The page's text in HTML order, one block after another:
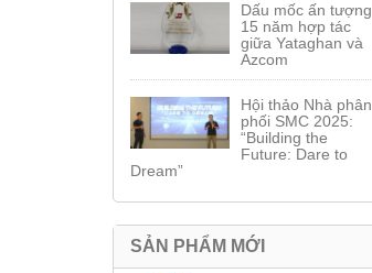
Dấu mốc ấn tượng
15 năm hợp tác
giữa Yataghan và
Azcom
Hội thảo Nhà phân
phối SMC 2025:
“Building the
Future: Dare to
Dream”
SẢN PHẨM MỚI